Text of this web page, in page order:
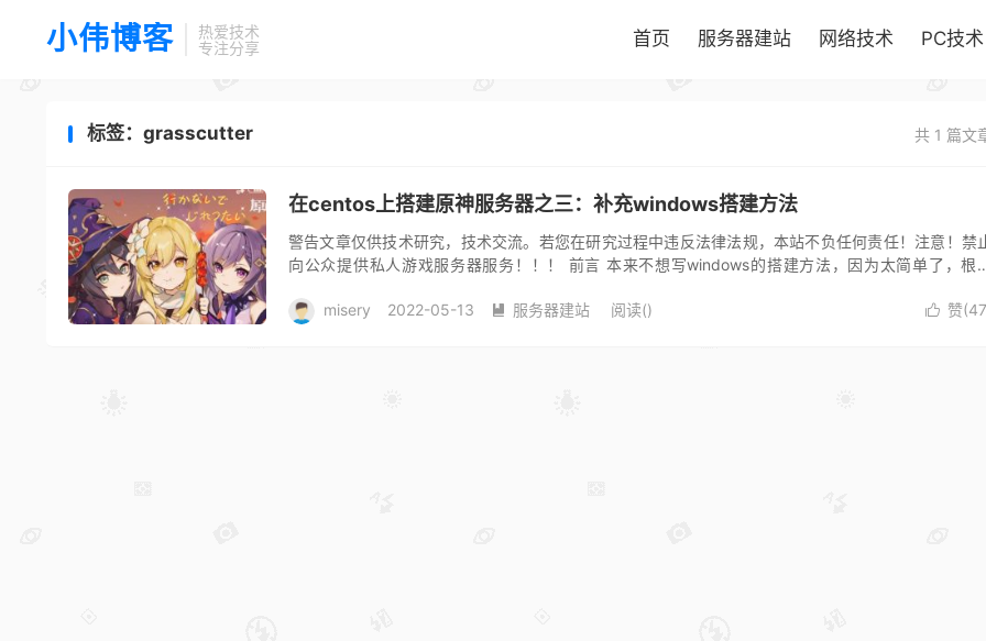
小伟博客
热爱技术
专注分享
首页 服务器建站 网络技术 PC技术
共 1 篇文
标签：grasscutter
在centos上搭建原神服务器之三：补充windows搭建方法
警告文章仅供技术研究，技术交流。若您在研究过程中违反法律法规，本站不负任何责任！注意！禁
向公众提供私人游戏服务器服务！！！ 前言 本来不想写windows的搭建方法，因为太简单了，根
 赞(47
misery 2022-05-13  服务器建站 阅读()